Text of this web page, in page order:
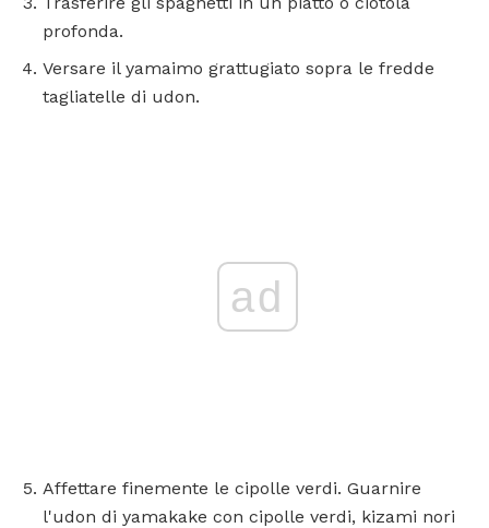
profonda.
Versare il yamaimo grattugiato sopra le fredde
tagliatelle di udon.
ad
Affettare finemente le cipolle verdi. Guarnire
l'udon di yamakake con cipolle verdi, kizami nori